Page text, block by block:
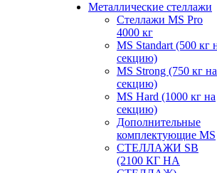
Металлические стеллажи
Стеллажи MS Pro
4000 кг
MS Standart (500 кг
секцию)
MS Strong (750 кг на
секцию)
MS Hard (1000 кг на
секцию)
Дополнительные
комплектующие MS
СТЕЛЛАЖИ SB
(2100 КГ НА